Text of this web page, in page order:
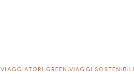
VIAGGI SOSTENIBILI
,
VIAGGIATORI GREEN